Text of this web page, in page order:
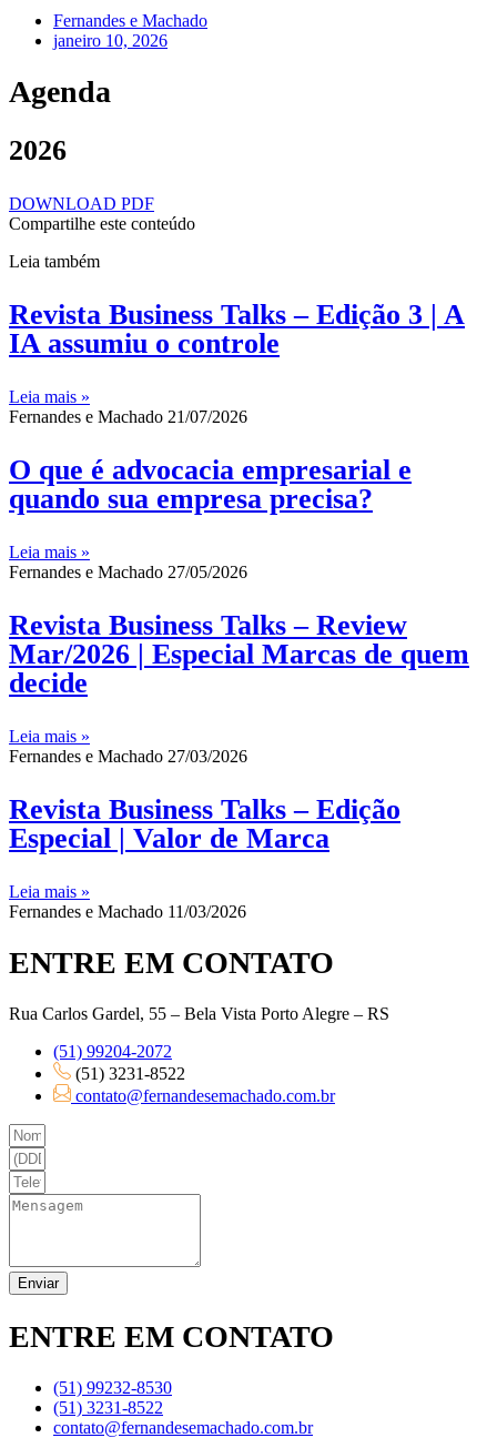
Fernandes e Machado
janeiro 10, 2026
Agenda
2026
DOWNLOAD PDF
Compartilhe este conteúdo
Leia também
Revista Business Talks – Edição 3 | A
IA assumiu o controle
Leia mais »
Fernandes e Machado 21/07/2026
O que é advocacia empresarial e
quando sua empresa precisa?
Leia mais »
Fernandes e Machado 27/05/2026
Revista Business Talks – Review
Mar/2026 | Especial Marcas de quem
decide
Leia mais »
Fernandes e Machado 27/03/2026
Revista Business Talks – Edição
Especial | Valor de Marca
Leia mais »
Fernandes e Machado 11/03/2026
ENTRE EM CONTATO
Rua Carlos Gardel, 55 – Bela Vista Porto Alegre – RS
(51) 99204-2072
(51) 3231-8522
contato@fernandesemachado.com.br
Enviar
ENTRE EM CONTATO
(51) 99232-8530
(51) 3231-8522
contato@fernandesemachado.com.br